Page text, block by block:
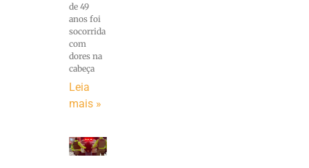
de 49
anos foi
socorrida
com
dores na
cabeça
Leia
mais »